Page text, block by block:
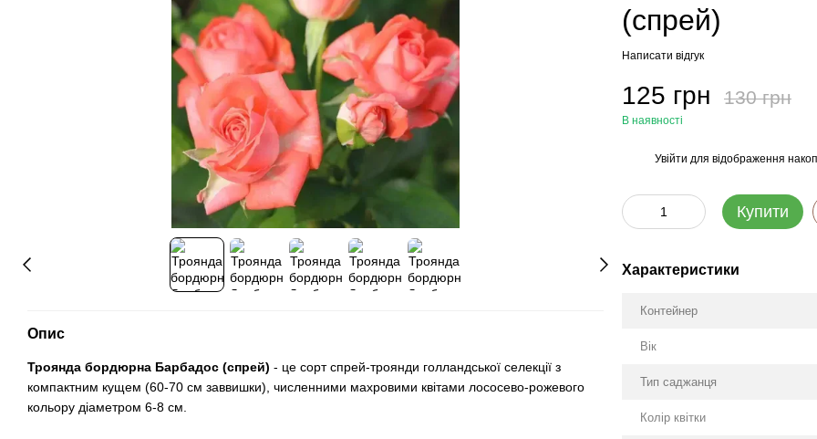
Опис
Троянда бордюрна Барбадос (спрей) - це сорт спрей-троянди голландської селекції з
компактним кущем (60-70 см заввишки), численними махровими квітами лососево-рожевого
кольору діаметром 6-8 см
(спрей)
Написати відгук
125 грн 130 грн
В наявності
Увійти для відображення
Купити
Характеристики
Контейнер
Вік
Тип саджанця
Колір квітки